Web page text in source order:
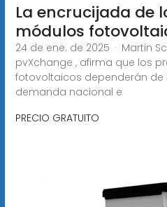
La encrucijada de
módulos
24 de ene. de 2025 · Martin
pvXchange , afirma que los
fotovoltaicos dependerán de
demanda nacional e
PRECIO GRATUITO